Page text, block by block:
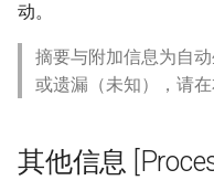
动。
摘要与附加信息为自
或遗漏（未知），请
其他信息